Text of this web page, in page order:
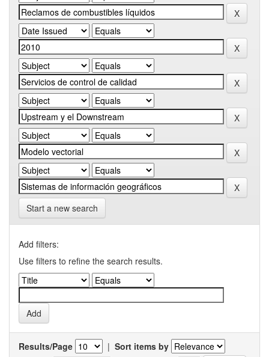
Start a new search
Add filters:
Use filters to refine the search results.
Results/Page | Sort items by